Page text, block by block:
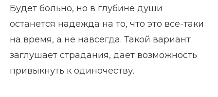
Будет больно, но в глубине души
останется надежда на то, что это все-таки
на время, а не навсегда. Такой вариант
заглушает страдания, дает возможность
привыкнуть к одиночеству.